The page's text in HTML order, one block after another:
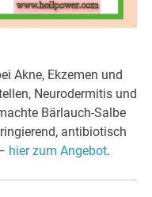
Akne, Ekzemen und
Neurodermitis und
Bärlauch-Salbe
antibiotisch
hier zum Angebot.